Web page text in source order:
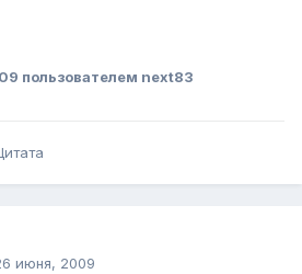
пользователем next83
июня, 2009